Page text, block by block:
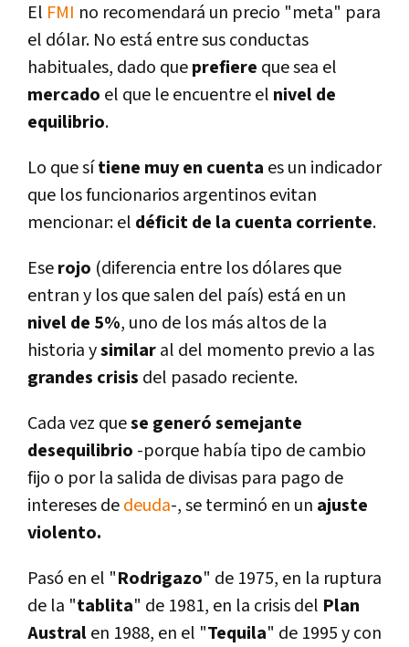
El FMI no recomendará un precio "meta" para
el dólar. No está entre sus conductas
habituales, dado queprefiere que sea el
mercado el que le encuentre el nivel de
equilibrio.
Lo que sí­tiene muy en cuenta es un indicador
que los funcionarios argentinos evitan
mencionar: el déficit de la cuenta corriente.
Eserojo (diferencia entre los dólares que
entran y los que salen del paí­s) está en un
nivel de 5%, uno de los más altos de la
historia ysimilaral del momento previo a las
grandes crisis del pasado reciente.
Cada vez quese generó semejante
desequilibrio -porque habí­a tipo de cambio
fijo o por la salida de divisas para pago de
intereses dedeuda-, se terminó en un ajuste
violento.
Pasó en el "Rodrigazo" de 1975, en la ruptura
de la "tablita" de 1981, en la crisis del Plan
Australen 1988, en el "Tequila" de 1995 y con